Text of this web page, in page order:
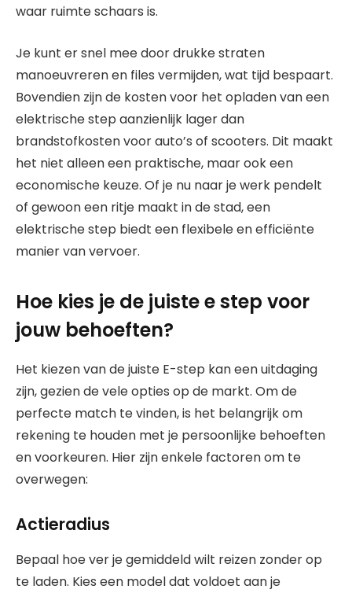
waar ruimte schaars is.
Je kunt er snel mee door drukke straten
manoeuvreren en files vermijden, wat tijd bespaart.
Bovendien zijn de kosten voor het opladen van een
elektrische step aanzienlijk lager dan
brandstofkosten voor auto’s of scooters. Dit maakt
het niet alleen een praktische, maar ook een
economische keuze. Of je nu naar je werk pendelt
of gewoon een ritje maakt in de stad, een
elektrische step biedt een flexibele en efficiënte
manier van vervoer.
Hoe kies je de juiste e step voor
jouw behoeften?
Het kiezen van de juiste E-step kan een uitdaging
zijn, gezien de vele opties op de markt. Om de
perfecte match te vinden, is het belangrijk om
rekening te houden met je persoonlijke behoeften
en voorkeuren. Hier zijn enkele factoren om te
overwegen:
Actieradius
Bepaal hoe ver je gemiddeld wilt reizen zonder op
te laden. Kies een model dat voldoet aan je